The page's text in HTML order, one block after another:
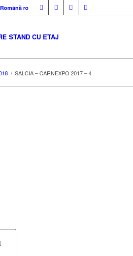
Română ro
STAND CU ETAJ
/ SALCIA – CARNEXPO 2017 – 4